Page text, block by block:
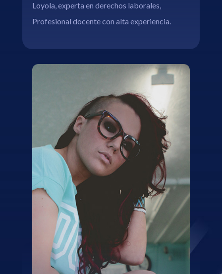
Loyola, experta en derechos laborales,
Profesional docente con alta experiencia.